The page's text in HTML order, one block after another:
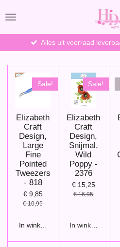
direct
hoofdinhoud
Alles uit voorraad
Sale!
Elizabeth
Craft
Design,
Large
Fine
Pointed
Tweezers
- 818
€ 9,85
€ 10,95
In winkelwagen
Sale!
Elizabeth
Craft
Design,
Snijmal,
Wild
Poppy -
2376
€ 15,25
€ 16,95
In winkelwagen